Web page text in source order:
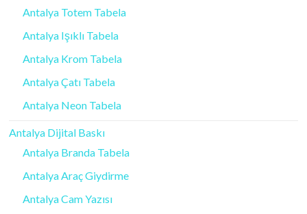
Antalya Totem Tabela
Antalya Işıklı Tabela
Antalya Krom Tabela
Antalya Çatı Tabela
Antalya Neon Tabela
Antalya Dijital Baskı
Antalya Branda Tabela
Antalya Araç Giydirme
Antalya Cam Yazısı